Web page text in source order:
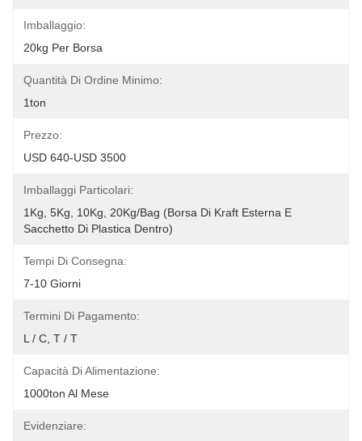
Imballaggio:
20kg Per Borsa
Quantità Di Ordine Minimo:
1ton
Prezzo:
USD 640-USD 3500
Imballaggi Particolari:
1Kg, 5Kg, 10Kg, 20Kg/Bag (borsa Di Kraft Esterna E
Sacchetto Di Plastica Dentro)
Tempi Di Consegna:
7-10 Giorni
Termini Di Pagamento:
L / C, T / T
Capacità Di Alimentazione:
1000ton Al Mese
Evidenziare: